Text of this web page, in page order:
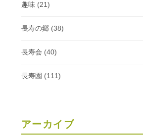
趣味(21)
長寿の郷(38)
長寿会 (40)
長寿園 (111)
アーカイブ